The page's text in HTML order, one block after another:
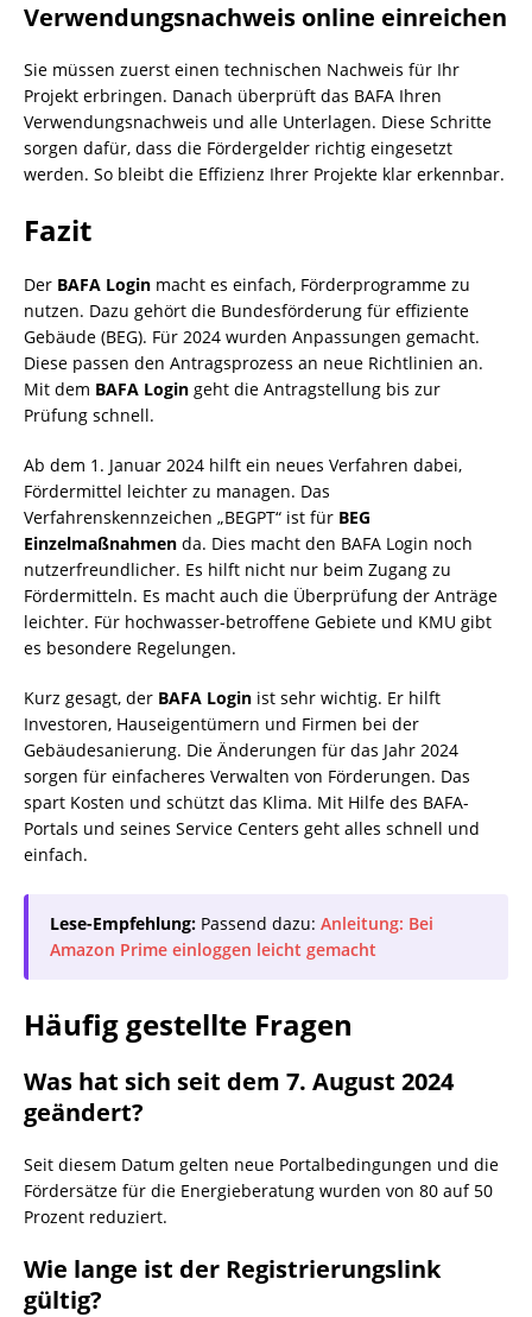
Verwendungsnachweis online einreichen
Sie müssen zuerst einen technischen Nachweis für Ihr
Projekt erbringen. Danach überprüft das BAFA Ihren
Verwendungsnachweis und alle Unterlagen. Diese Schritte
sorgen dafür, dass die Fördergelder richtig eingesetzt
werden. So bleibt die Effizienz Ihrer Projekte klar erkennbar.
Fazit
Der BAFA Login macht es einfach, Förderprogramme zu
nutzen. Dazu gehört die Bundesförderung für effiziente
Gebäude (BEG). Für 2024 wurden Anpassungen gemacht.
Diese passen den Antragsprozess an neue Richtlinien an.
Mit dem BAFA Login geht die Antragstellung bis zur
Prüfung schnell.
Ab dem 1. Januar 2024 hilft ein neues Verfahren dabei,
Fördermittel leichter zu managen. Das
Verfahrenskennzeichen „BEGPT“ ist für BEG
Einzelmaßnahmen da. Dies macht den BAFA Login noch
nutzerfreundlicher. Es hilft nicht nur beim Zugang zu
Fördermitteln. Es macht auch die Überprüfung der Anträge
leichter. Für hochwasser-betroffene Gebiete und KMU gibt
es besondere Regelungen.
Kurz gesagt, der BAFA Login ist sehr wichtig. Er hilft
Investoren, Hauseigentümern und Firmen bei der
Gebäudesanierung. Die Änderungen für das Jahr 2024
sorgen für einfacheres Verwalten von Förderungen. Das
spart Kosten und schützt das Klima. Mit Hilfe des BAFA-
Portals und seines Service Centers geht alles schnell und
einfach.
Lese-Empfehlung: Passend dazu: Anleitung: Bei
Amazon Prime einloggen leicht gemacht
Häufig gestellte Fragen
Was hat sich seit dem 7. August 2024
geändert?
Seit diesem Datum gelten neue Portalbedingungen und die
Fördersätze für die Energieberatung wurden von 80 auf 50
Prozent reduziert.
Wie lange ist der Registrierungslink
gültig?